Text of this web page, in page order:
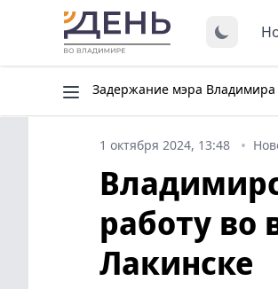
Задержание мэра Владимира
1 октября 2024, 13:48
работу во
Лакинске